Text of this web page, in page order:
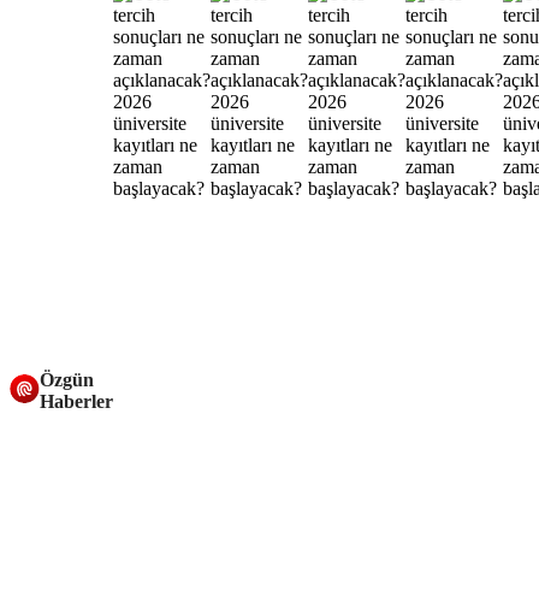
Özgün
Haberler